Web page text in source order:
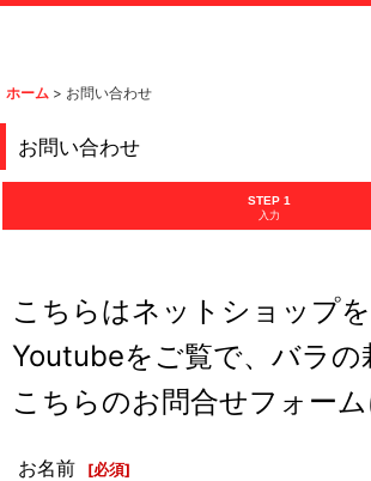
ホーム > お問い合わせ
お問い合わせ
STEP 1
入力
こちらはネットショップ
Youtubeをご覧で、バラの
こちらのお問合せフォー
お名前 [必須]